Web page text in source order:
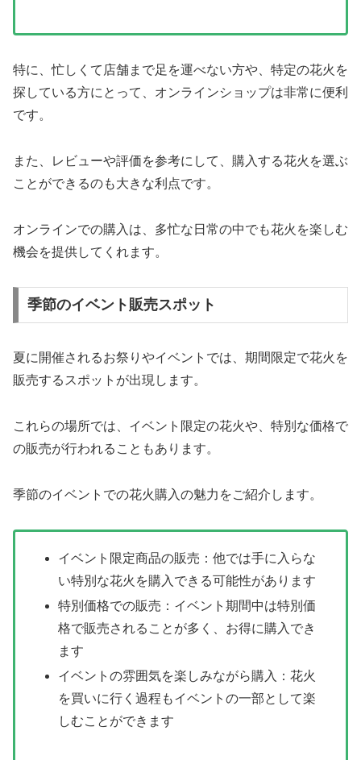
特に、忙しくて店舗まで足を運べない方や、特定の花火を
探している方にとって、オンラインショップは非常に便利
です。
また、レビューや評価を参考にして、購入する花火を選ぶ
ことができるのも大きな利点です。
オンラインでの購入は、多忙な日常の中でも花火を楽しむ
機会を提供してくれます。
季節のイベント販売スポット
夏に開催されるお祭りやイベントでは、期間限定で花火を
販売するスポットが出現します。
これらの場所では、イベント限定の花火や、特別な価格で
の販売が行われることもあります。
季節のイベントでの花火購入の魅力をご紹介します。
イベント限定商品の販売：他では手に入らな
い特別な花火を購入できる可能性があります
特別価格での販売：イベント期間中は特別価
格で販売されることが多く、お得に購入でき
ます
イベントの雰囲気を楽しみながら購入：花火
を買いに行く過程もイベントの一部として楽
しむことができます